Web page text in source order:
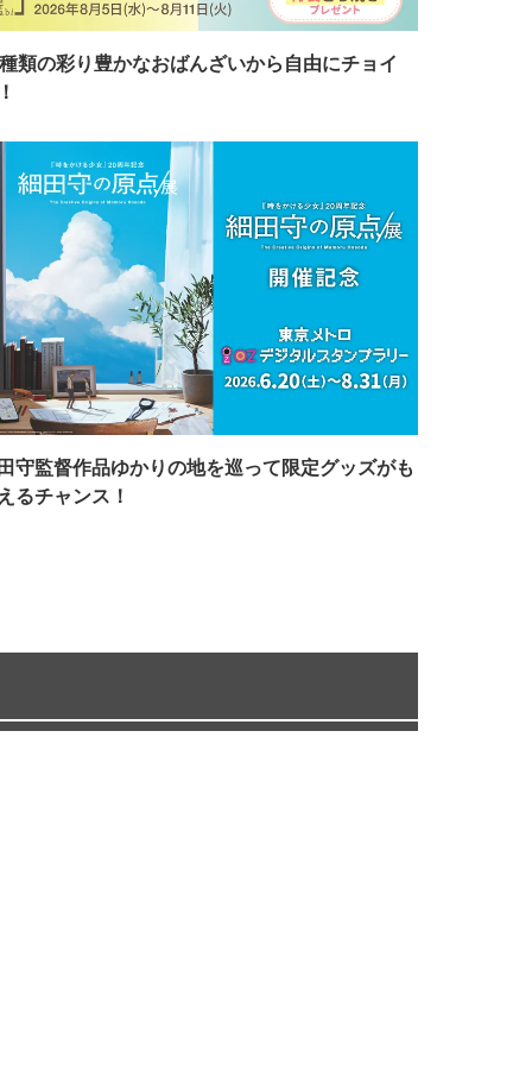
類の彩り豊かなおばんざいから自由にチョイ
守監督作品ゆかりの地を巡って限定グッズがも
るチャンス！